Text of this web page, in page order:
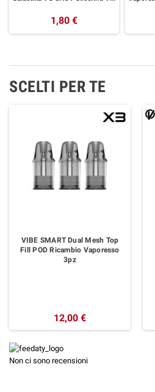
1,80 €
SCELTI PER TE
VIBE SMART Dual Mesh Top
Fill POD Ricambio Vaporesso
3pz
12,00 €
Non ci sono recensioni